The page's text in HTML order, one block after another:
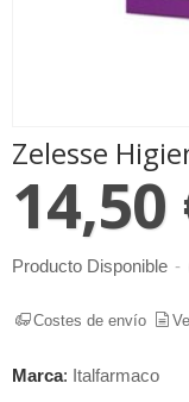
Zelesse
14,50
Producto Disponible -
Costes de envío
Marca: Italfarmaco